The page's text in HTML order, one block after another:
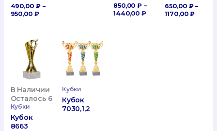
490,00 ₽ –
950,00 ₽Диапазон
950,00 ₽
850,00₽ –
1440,00₽Диапазон
650,00 ₽ –
1170,00₽
В Наличии
Осталось 6
Кубки
Кубок
8663
Кубки
Кубок
7030,1,2